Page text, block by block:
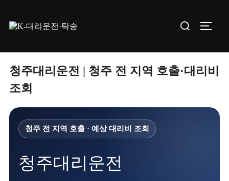
Search
청주대리운전 | 청주 전 지역 호출·대리비
조회
청주 전 지역 호출 · 예상 대리비 조회
청주대리운전